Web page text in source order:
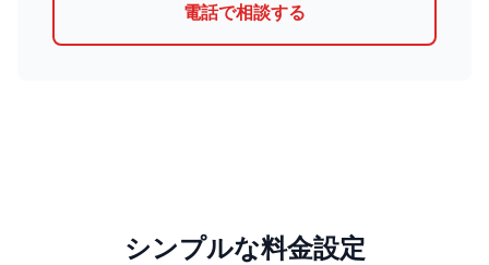
電話で相談する
シンプルな料金設定